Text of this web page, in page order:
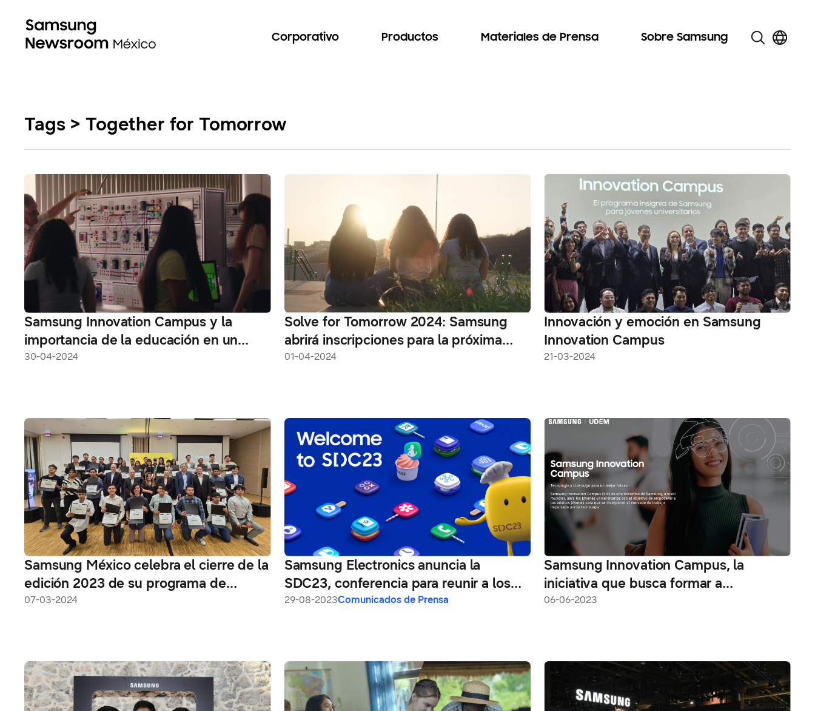
Corporativo Productos Materiales de Prensa Sobre Samsung
Tags > Together for Tomorrow
Samsung Innovation Campus y la
importancia de la educación en un
mundo conectado
30-04-2024
Solve for Tomorrow 2024: Samsung
abrirá inscripciones para la próxima
edición en México
01-04-2024
Innovación y emoción en Samsung
Innovation Campus
21-03-2024
Samsung México celebra el cierre de la
edición 2023 de su programa de
Responsabilidad Social Samsung
07-03-2024
Samsung Electronics anuncia la
SDC23, conferencia para reunir a los
desarrolladores del futuro
29-08-2023Comunicados de Prensa
Samsung Innovation Campus, la
iniciativa que busca formar a
estudiantes de universidades públicas
06-06-2023